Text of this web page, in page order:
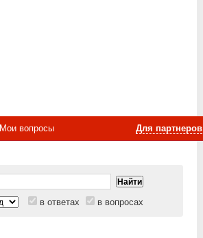
Для партнеров
Мои вопросы
в ответах в вопросах